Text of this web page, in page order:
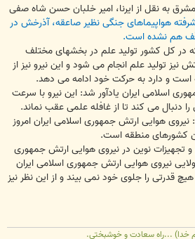
به نقل از ایرنا، امیر خلبان حسن شاه صفی
هواپیماهای جنگی نظیر صاعقه، آذرخش در
هم نشده است.
در کل کشور تولید علم در بخشهای مختلف
نیز تولید علم انجام می شود و این نیرو نیز از
است و دارد به حرکت خود ادامه می دهد.
اسلامی ایران یادآور شد: این نیرو با سرعت
دنبال می کند تا از غافله علمی عقب نماند.
هوایی ارتش جمهوری اسلامی ایران امروز
کشورهای منطقه است.
تجهیزات نوین در نیروی هوایی ارتش جمهوری
نیروی هوایی ارتش جمهوری اسلامی ایران
هیچ قدرتی را جلوی خود نمی بیند و از این نظر نیز
خدا) ...راه سعادت و خوشبختی.